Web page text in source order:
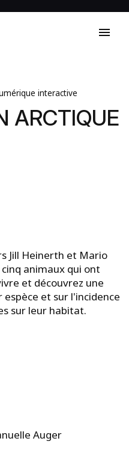
menu
interactive
ARCTIQUE
Jill Heinerth et Mario
animaux qui ont
et découvrez une
et sur l'incidence
sur leur habitat.
Auger